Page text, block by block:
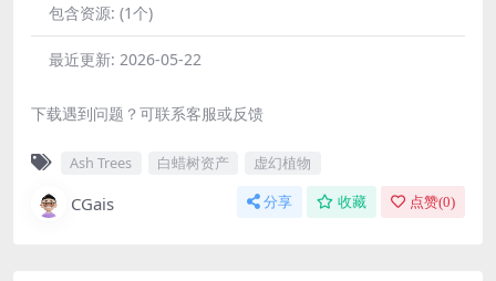
包含资源: (1个)
最近更新: 2026-05-22
下载遇到问题？可联系客服或反馈
Ash Trees 白蜡树资产 虚幻植物
CGais 分享 收藏 点赞(0)